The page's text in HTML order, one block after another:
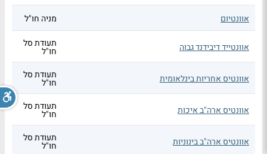
אוונטיום מניה חו"ל
אוונטייד דיבידנד גבוה תעודת סל
חו"ל
אוונטיס אחריות בינלאומית תעודת סל
חו"ל
אוונטיס ארה"ב איכות תעודת סל
חו"ל
אוונטיס ארה"ב בינוניות תעודת סל
חו"ל